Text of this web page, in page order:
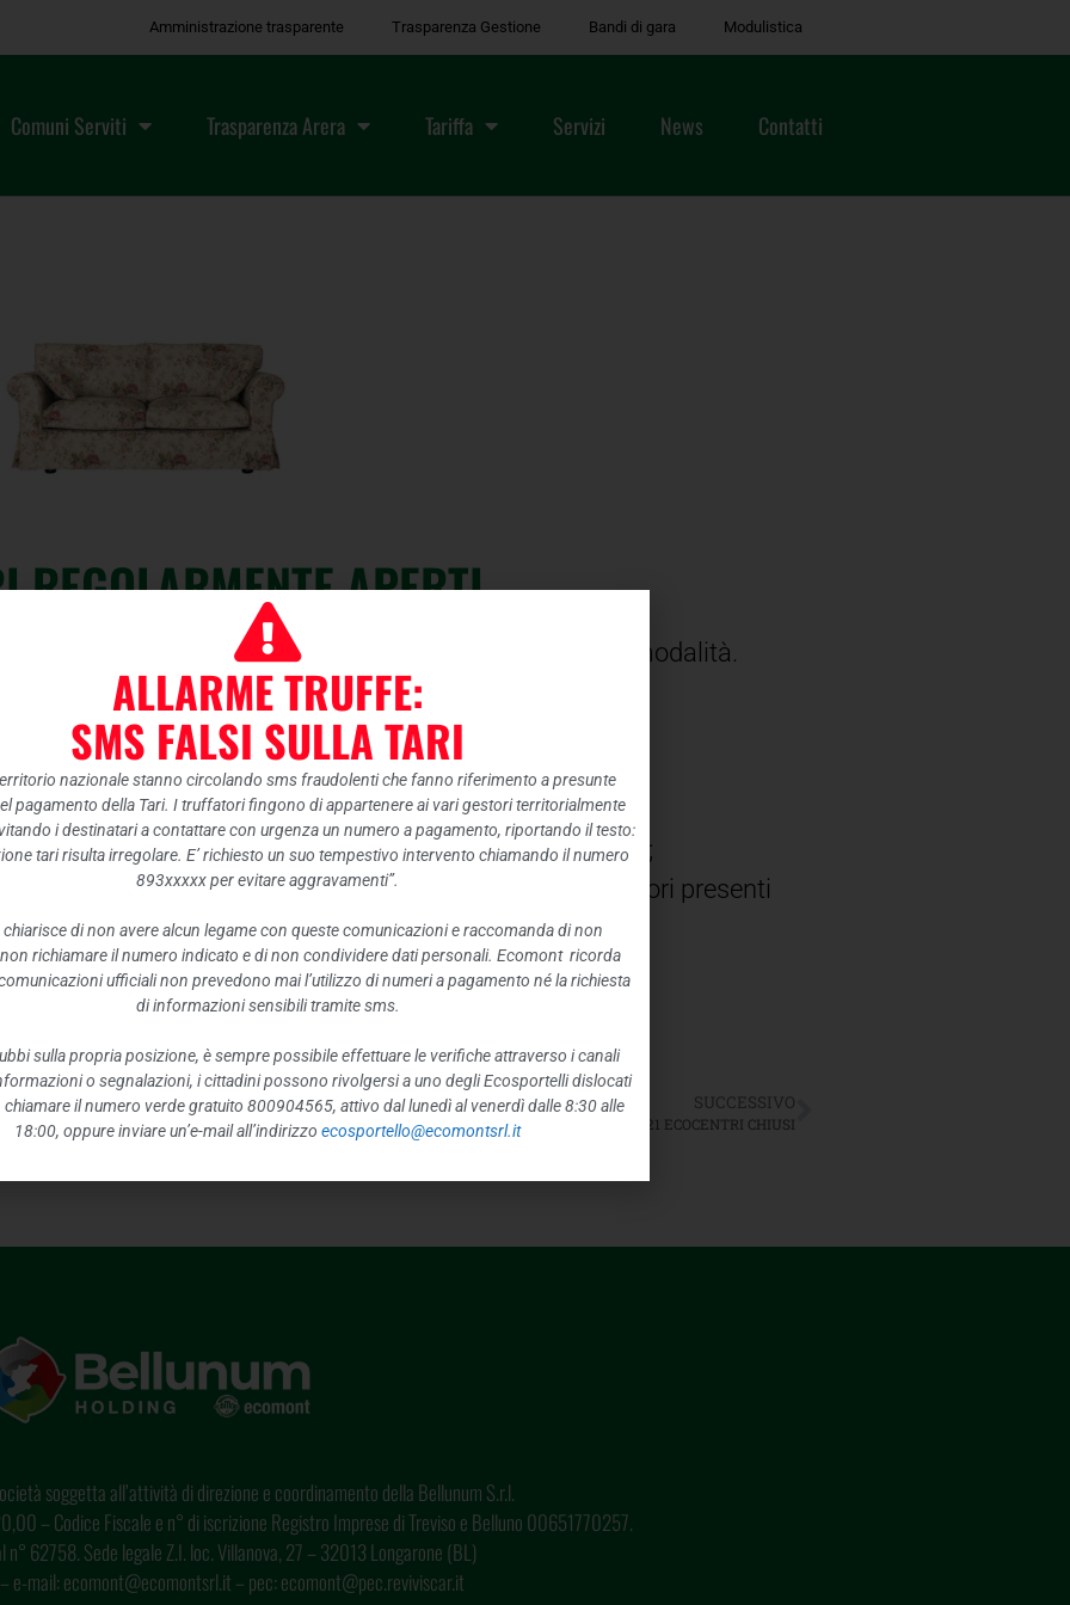
Amministrazione trasparente Trasparenza Gestione Bandi di gara Modulistica
Comuni Serviti Trasparenza Arera Tariffa Servizi News Contatti
REGOLARMENTE APERTI
regolarmente aperti al pubblico con i consueti orari e modalità.
in corso, si raccomandano gli utenti ad assumere un
indicazioni:
altro idoneo dispositivo per la copertura di naso e bocca;
superiore ai 2 m, motivo per il quale gli operatori presenti
nelle operazioni di scarico;
trasporto fino al momento del conferimento dei rifiuti;
SUCCESSIVO
SABATO 1^ MAGGIO 2021 ECOCENTRI CHIUSI
soggetta all’attività di direzione e coordinamento della Bellunum S.r.l.
– Codice Fiscale e n° di iscrizione Registro Imprese di Treviso e Belluno 00651770257.
n° 62758. Sede legale Z.I. loc. Villanova, 27 – 32013 Longarone (BL)
e-mail: ecomont@ecomontsrl.it – pec: ecomont@pec.reviviscar.it
ALLARME TRUFFE:
SMS FALSI SULLA TARI
nazionale stanno circolando sms fraudolenti che fanno riferimento a presunte
pagamento della Tari. I truffatori fingono di appartenere ai vari gestori territorialmente
i destinatari a contattare con urgenza un numero a pagamento, riportando il testo:
tari risulta irregolare. E’ richiesto un suo tempestivo intervento chiamando il numero
893xxxxx per evitare aggravamenti”.
chiarisce di non avere alcun legame con queste comunicazioni e raccomanda di non
richiamare il numero indicato e di non condividere dati personali. Ecomont ricorda
ufficiali non prevedono mai l’utilizzo di numeri a pagamento né la richiesta
di informazioni sensibili tramite sms.
sulla propria posizione, è sempre possibile effettuare le verifiche attraverso i canali
o segnalazioni, i cittadini possono rivolgersi a uno degli Ecosportelli dislocati
il numero verde gratuito 800904565, attivo dal lunedì al venerdì dalle 8:30 alle
18:00, oppure inviare un’e-mail all’indirizzo ecosportello@ecomontsrl.it